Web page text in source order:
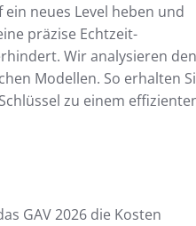
neues Level heben und
präzise Echtzeit-
Wir analysieren den
Modellen. So erhalten
zu einem
GAV 2026 die Kosten